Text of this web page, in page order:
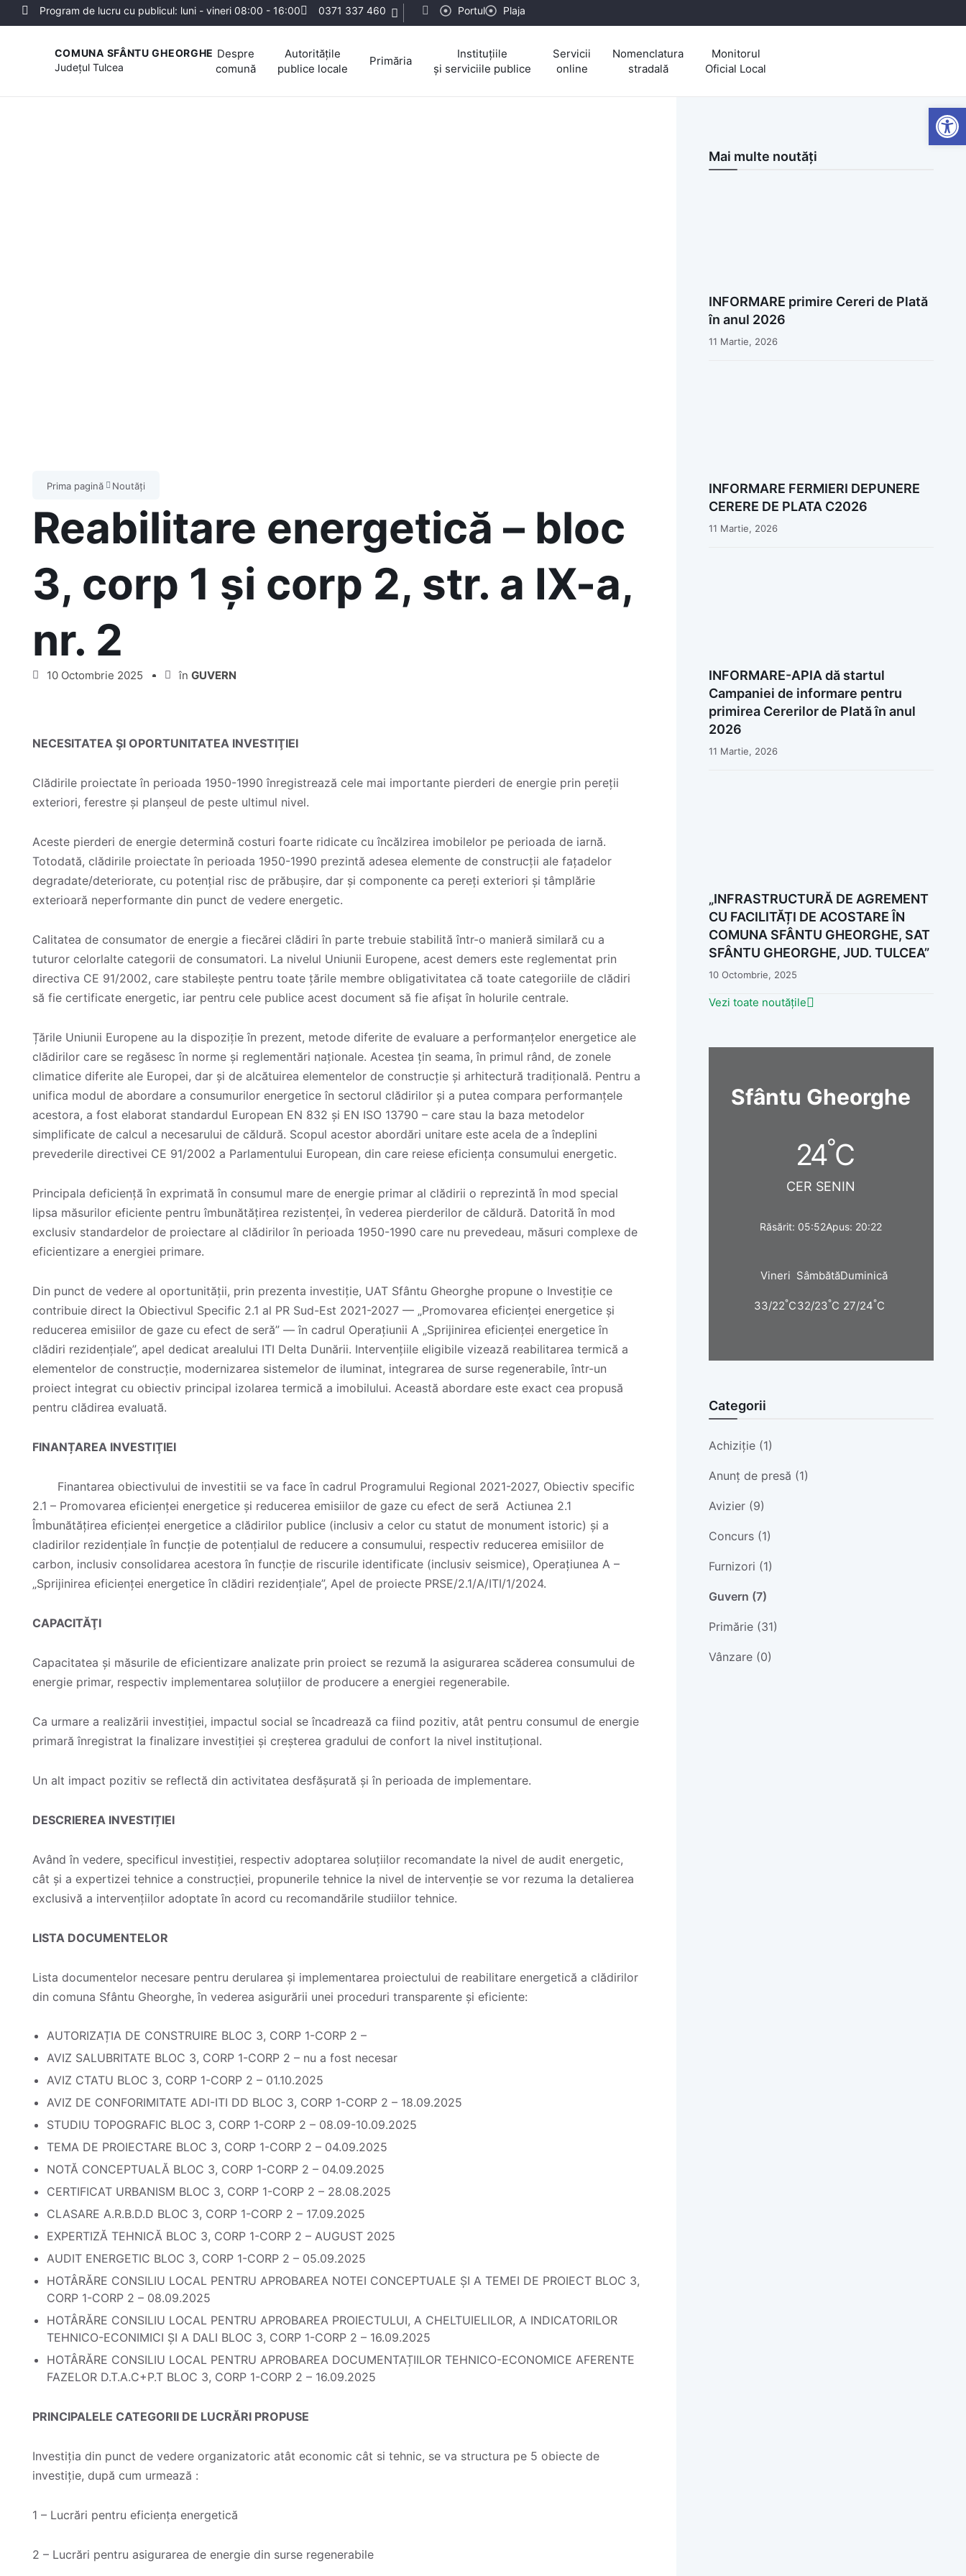
Program de lucru cu publicul: luni - vineri 08:00 - 16:00 0371 337 460 Portul Plaja
COMUNA SFÂNTU GHEORGHE
Județul Tulcea
Despre
comună
Autoritățile
publice locale
Primăria
Instituțiile
și serviciile publice
Servicii
online
Nomenclatura
stradală
Monitorul
Oficial Local
Prima pagină Noutăți
Reabilitare energetică – bloc
3, corp 1 și corp 2, str. a IX-a,
nr. 2
10 Octombrie 2025 în GUVERN
NECESITATEA ŞI OPORTUNITATEA INVESTIŢIEI
Clădirile proiectate în perioada 1950-1990 înregistrează cele mai importante pierderi de energie prin pereții
exteriori, ferestre și planșeul de peste ultimul nivel.
Aceste pierderi de energie determină costuri foarte ridicate cu încălzirea imobilelor pe perioada de iarnă.
Totodată, clădirile proiectate în perioada 1950-1990 prezintă adesea elemente de construcții ale fațadelor
degradate/deteriorate, cu potențial risc de prăbușire, dar și componente ca pereți exteriori și tâmplărie
exterioară neperformante din punct de vedere energetic.
Calitatea de consumator de energie a fiecărei clădiri în parte trebuie stabilită într-o manieră similară cu a
tuturor celorlalte categorii de consumatori. La nivelul Uniunii Europene, acest demers este reglementat prin
directiva CE 91/2002, care stabilește pentru toate țările membre obligativitatea că toate categoriile de clădiri
să fie certificate energetic, iar pentru cele publice acest document să fie afișat în holurile centrale.
Țările Uniunii Europene au la dispoziție în prezent, metode diferite de evaluare a performanțelor energetice ale
clădirilor care se regăsesc în norme și reglementări naționale. Acestea țin seama, în primul rând, de zonele
climatice diferite ale Europei, dar și de alcătuirea elementelor de construcție și arhitectură tradițională. Pentru a
unifica modul de abordare a consumurilor energetice în sectorul clădirilor și a putea compara performanțele
acestora, a fost elaborat standardul European EN 832 și EN ISO 13790 – care stau la baza metodelor
simplificate de calcul a necesarului de căldură. Scopul acestor abordări unitare este acela de a îndeplini
prevederile directivei CE 91/2002 a Parlamentului European, din care reiese eficiența consumului energetic.
Principala deficiență în exprimată în consumul mare de energie primar al clădirii o reprezintă în mod special
lipsa măsurilor eficiente pentru îmbunătățirea rezistenței, în vederea pierderilor de căldură. Datorită în mod
exclusiv standardelor de proiectare al clădirilor în perioada 1950-1990 care nu prevedeau, măsuri complexe de
eficientizare a energiei primare.
Din punct de vedere al oportunității, prin prezenta investiție, UAT Sfântu Gheorghe propune o Investiție ce
contribuie direct la Obiectivul Specific 2.1 al PR Sud-Est 2021-2027 — „Promovarea eficienței energetice și
reducerea emisiilor de gaze cu efect de seră” — în cadrul Operațiunii A „Sprijinirea eficienței energetice în
clădiri rezidențiale”, apel dedicat arealului ITI Delta Dunării. Intervențiile eligibile vizează reabilitarea termică a
elementelor de construcție, modernizarea sistemelor de iluminat, integrarea de surse regenerabile, într-un
proiect integrat cu obiectiv principal izolarea termică a imobilului. Această abordare este exact cea propusă
pentru clădirea evaluată.
FINANȚAREA INVESTIŢIEI
Finantarea obiectivului de investitii se va face în cadrul Programului Regional 2021-2027, Obiectiv specific
2.1 – Promovarea eficienței energetice și reducerea emisiilor de gaze cu efect de seră Actiunea 2.1
Îmbunătățirea eficienței energetice a clădirilor publice (inclusiv a celor cu statut de monument istoric) și a
cladirilor rezidențiale în funcție de potențialul de reducere a consumului, respectiv reducerea emisiilor de
carbon, inclusiv consolidarea acestora în funcție de riscurile identificate (inclusiv seismice), Operațiunea A –
„Sprijinirea eficienței energetice în clădiri rezidențiale”, Apel de proiecte PRSE/2.1/A/ITI/1/2024.
CAPACITĂŢI
Capacitatea și măsurile de eficientizare analizate prin proiect se rezumă la asigurarea scăderea consumului de
energie primar, respectiv implementarea soluțiilor de producere a energiei regenerabile.
Ca urmare a realizării investiției, impactul social se încadrează ca fiind pozitiv, atât pentru consumul de energie
primară înregistrat la finalizare investiției și creșterea gradului de confort la nivel instituțional.
Un alt impact pozitiv se reflectă din activitatea desfășurată și în perioada de implementare.
DESCRIEREA INVESTIȚIEI
Având în vedere, specificul investiției, respectiv adoptarea soluțiilor recomandate la nivel de audit energetic,
cât și a expertizei tehnice a construcției, propunerile tehnice la nivel de intervenție se vor rezuma la detalierea
exclusivă a intervențiilor adoptate în acord cu recomandările studiilor tehnice.
LISTA DOCUMENTELOR
Lista documentelor necesare pentru derularea și implementarea proiectului de reabilitare energetică a clădirilor
din comuna Sfântu Gheorghe, în vederea asigurării unei proceduri transparente și eficiente:
AUTORIZAȚIA DE CONSTRUIRE BLOC 3, CORP 1-CORP 2 –
AVIZ SALUBRITATE BLOC 3, CORP 1-CORP 2 – nu a fost necesar
AVIZ CTATU BLOC 3, CORP 1-CORP 2 – 01.10.2025
AVIZ DE CONFORIMITATE ADI-ITI DD BLOC 3, CORP 1-CORP 2 – 18.09.2025
STUDIU TOPOGRAFIC BLOC 3, CORP 1-CORP 2 – 08.09-10.09.2025
TEMA DE PROIECTARE BLOC 3, CORP 1-CORP 2 – 04.09.2025
NOTĂ CONCEPTUALĂ BLOC 3, CORP 1-CORP 2 – 04.09.2025
CERTIFICAT URBANISM BLOC 3, CORP 1-CORP 2 – 28.08.2025
CLASARE A.R.B.D.D BLOC 3, CORP 1-CORP 2 – 17.09.2025
EXPERTIZĂ TEHNICĂ BLOC 3, CORP 1-CORP 2 – AUGUST 2025
AUDIT ENERGETIC BLOC 3, CORP 1-CORP 2 – 05.09.2025
HOTÂRĂRE CONSILIU LOCAL PENTRU APROBAREA NOTEI CONCEPTUALE ȘI A TEMEI DE PROIECT BLOC 3,
CORP 1-CORP 2 – 08.09.2025
HOTÂRĂRE CONSILIU LOCAL PENTRU APROBAREA PROIECTULUI, A CHELTUIELILOR, A INDICATORILOR
TEHNICO-ECONIMICI ȘI A DALI BLOC 3, CORP 1-CORP 2 – 16.09.2025
HOTÂRĂRE CONSILIU LOCAL PENTRU APROBAREA DOCUMENTAȚIILOR TEHNICO-ECONOMICE AFERENTE
FAZELOR D.T.A.C+P.T BLOC 3, CORP 1-CORP 2 – 16.09.2025
PRINCIPALELE CATEGORII DE LUCRĂRI PROPUSE
Investiția din punct de vedere organizatoric atât economic cât si tehnic, se va structura pe 5 obiecte de
investiție, după cum urmează :
1 – Lucrări pentru eficiența energetică
2 – Lucrări pentru asigurarea de energie din surse regenerabile
Mai multe noutăți
INFORMARE primire Cereri de Plată
în anul 2026
11 Martie, 2026
INFORMARE FERMIERI DEPUNERE
CERERE DE PLATA C2026
11 Martie, 2026
INFORMARE-APIA dă startul
Campaniei de informare pentru
primirea Cererilor de Plată în anul
2026
11 Martie, 2026
„INFRASTRUCTURĂ DE AGREMENT
CU FACILITĂȚI DE ACOSTARE ÎN
COMUNA SFÂNTU GHEORGHE, SAT
SFÂNTU GHEORGHE, JUD. TULCEA”
10 Octombrie, 2025
Vezi toate noutățile
Sfântu Gheorghe
24°C
CER SENIN
Răsărit: 05:52Apus: 20:22
Vineri
33/22°C
Sâmbătă
32/23°C
Duminică
27/24°C
Categorii
Achiziție (1)
Anunț de presă (1)
Avizier (9)
Concurs (1)
Furnizori (1)
Guvern (7)
Primărie (31)
Vânzare (0)